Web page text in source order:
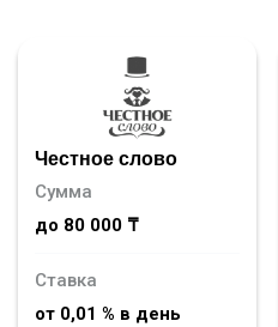
Честное слово
Сумма
до 80 000 ₸
Ставка
от 0,01 % в день